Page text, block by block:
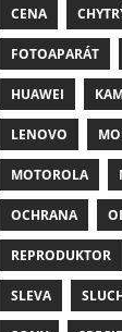
CENA
FOTOAPARÁT
HUAWEI
LENOVO
MOTOROLA
OCHRANA
REPRODUKTOR
SLEVA